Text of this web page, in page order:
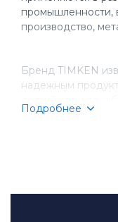
промышленности,
производство,
Бренд TIMKEN
надежным
оборудования.
Подробнее